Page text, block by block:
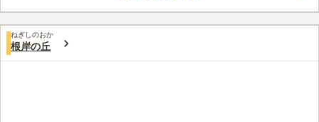
口コミ評価
みんなの評価
ねぎしのおか
根岸の丘